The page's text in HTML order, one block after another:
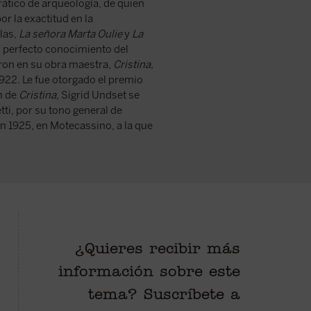
de arqueología, de quien
la exactitud en la
La señora Marta Ouliey La
conocimiento del
en su obra maestra, Cristina,
Le fue otorgado el premio
de Cristina, Sigrid Undset se
por su tono general de
1925, en Motecassino, a la que
islandés
conocimiento de la mujer son dos
notas que sobresalen en este libro
en el que confluyen el amor por la
¿Quieres recibir más
información sobre este
tema? Suscríbete a